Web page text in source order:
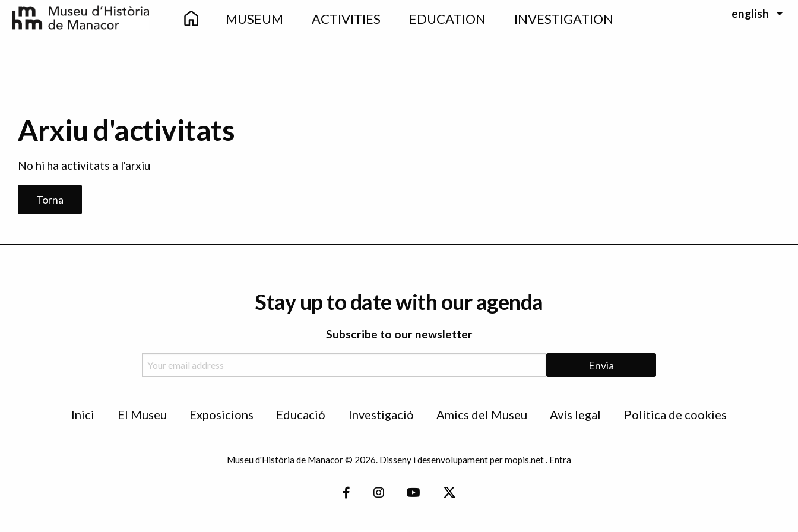
Skip to main content
Main
navigation
MUSEUM ACTIVITIES EDUCATION INVESTIGATION english
Arxiu d'activitats
No hi ha activitats a l'arxiu
Torna
Stay up to date with our agenda
Subscribe to our newsletter
Inici El Museu Exposicions Educació Investigació Amics del Museu Avís legal Política de cookies
Museu d'Història de Manacor © 2026. Disseny i desenvolupament permopis.net. Entra